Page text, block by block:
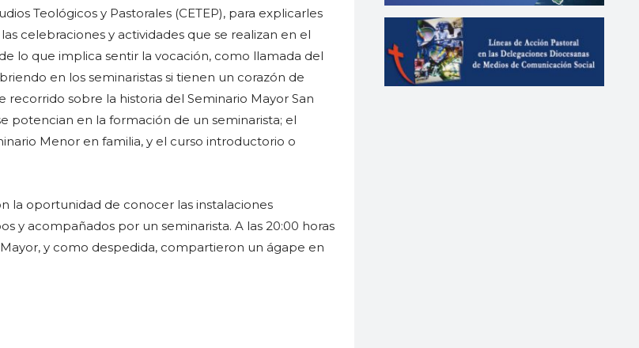
Teológicos y Pastorales (CETEP), para explicarles
celebraciones y actividades que se realizan en el
lo que implica sentir la vocación, como llamada del
en los seminaristas si tienen un corazón de
recorrido sobre la historia del Seminario Mayor San
potencian en la formación de un seminarista; el
Menor en familia, y el curso introductorio o
la oportunidad de conocer las instalaciones
y acompañados por un seminarista. A las 20:00 horas
y como despedida, compartieron un ágape en